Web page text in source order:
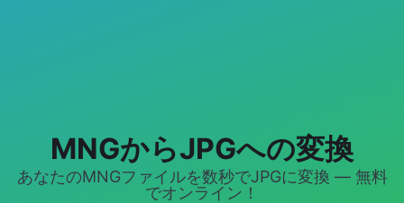
MNGからJPGへの変換
あなたのMNGファイルを数秒でJPGに変換 — 無料
でオンライン！